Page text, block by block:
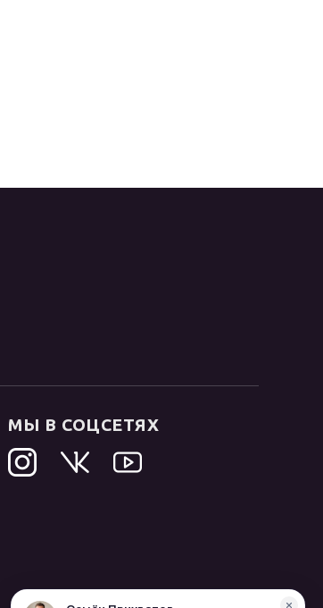
МЫ В СОЦСЕТЯХ